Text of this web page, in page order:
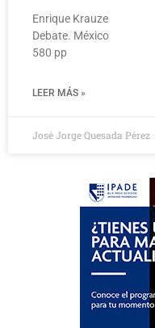
Enrique Krauze
Debate. México
580 pp
LEER MÁS »
José Jorge Quesada Pérez